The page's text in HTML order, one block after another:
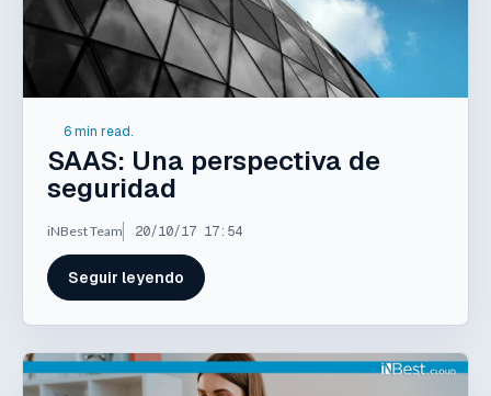
6 min read.
SAAS: Una perspectiva de
seguridad
iNBest Team 20/10/17 17:54
Seguir leyendo